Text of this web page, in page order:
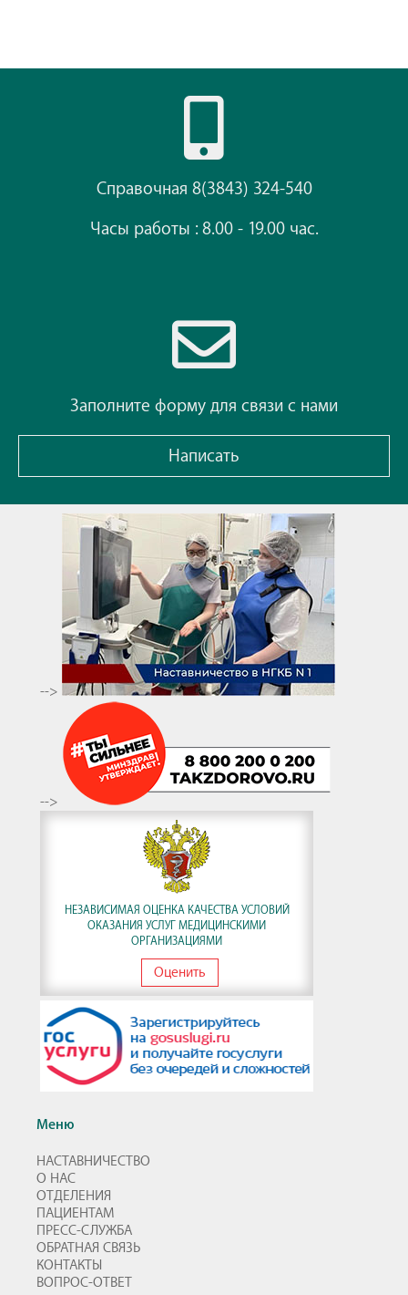
Справочная 8(3843) 324-540
Часы работы : 8.00 - 19.00 час.
Заполните форму для связи с нами
Написать
-->
-->
НЕЗАВИСИМАЯ ОЦЕНКА КАЧЕСТВА УСЛОВИЙ
ОКАЗАНИЯ УСЛУГ МЕДИЦИНСКИМИ
ОРГАНИЗАЦИЯМИ
Оценить
Меню
НАСТАВНИЧЕСТВО
О НАС
ОТДЕЛЕНИЯ
ПАЦИЕНТАМ
ПРЕСС-СЛУЖБА
ОБРАТНАЯ СВЯЗЬ
КОНТАКТЫ
ВОПРОС-ОТВЕТ